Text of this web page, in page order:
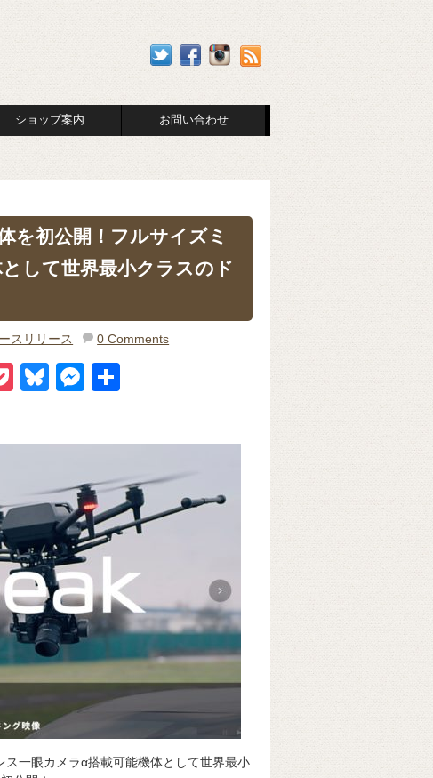
ショップ案内 お問い合わせ
を初公開！フルサイズミ
して世界最小クラスのド
スリリース 0 Comments
P
Bl
y
M
n
g
er
一眼カメラα搭載可能機体として世界最小